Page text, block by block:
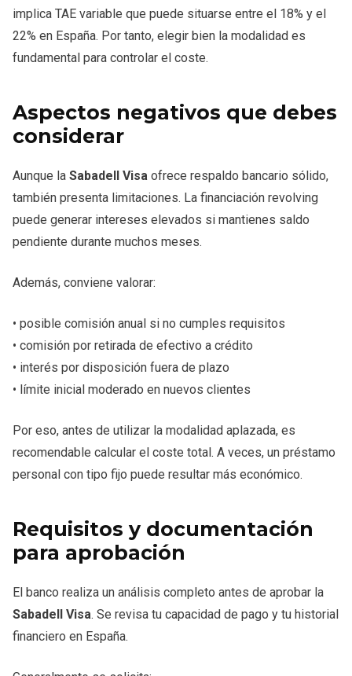
implica TAE variable que puede situarse entre el 18% y el
22% en España. Por tanto, elegir bien la modalidad es
fundamental para controlar el coste.
Aspectos negativos que debes
considerar
Aunque la Sabadell Visa ofrece respaldo bancario sólido,
también presenta limitaciones. La financiación revolving
puede generar intereses elevados si mantienes saldo
pendiente durante muchos meses.
Además, conviene valorar:
• posible comisión anual si no cumples requisitos
• comisión por retirada de efectivo a crédito
• interés por disposición fuera de plazo
• límite inicial moderado en nuevos clientes
Por eso, antes de utilizar la modalidad aplazada, es
recomendable calcular el coste total. A veces, un préstamo
personal con tipo fijo puede resultar más económico.
Requisitos y documentación
para aprobación
El banco realiza un análisis completo antes de aprobar la
Sabadell Visa. Se revisa tu capacidad de pago y tu historial
financiero en España.